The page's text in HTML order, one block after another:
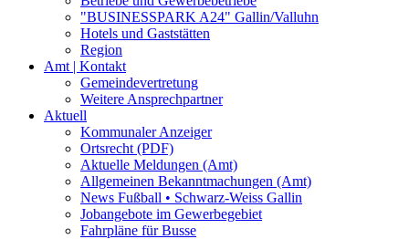
"BUSINESSPARK A24" Gallin/Valluhn
Hotels und Gaststätten
Region
Amt | Kontakt
Gemeindevertretung
Weitere Ansprechpartner
Aktuell
Kommunaler Anzeiger
Ortsrecht (PDF)
Aktuelle Meldungen (Amt)
Allgemeinen Bekanntmachungen (Amt)
News Fußball • Schwarz-Weiss Gallin
Jobangebote im Gewerbegebiet
Fahrpläne für Busse